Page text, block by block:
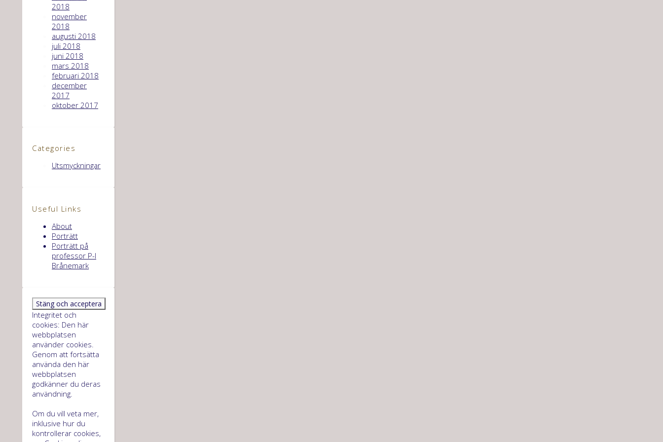
2018
november
2018
augusti 2018
juli 2018
juni 2018
mars 2018
februari 2018
december
2017
oktober 2017
Categories
Utsmyckningar
Useful Links
About
Porträtt
Porträtt på
professor P-I
Brånemark
Integritet och
cookies: Den här
webbplatsen
använder cookies.
Genom att fortsätta
använda den här
webbplatsen
godkänner du deras
användning.
Om du vill veta mer,
inklusive hur du
kontrollerar cookies,